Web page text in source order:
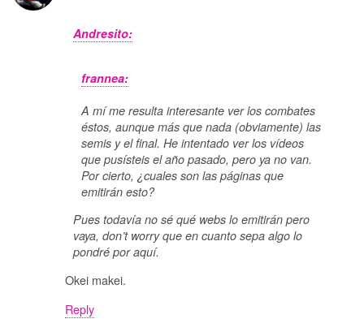
Andresito:
frannea:
A mí me resulta interesante ver los combates
éstos, aunque más que nada (obviamente) las
semis y el final. He intentado ver los vídeos
que pusísteis el año pasado, pero ya no van.
Por cierto, ¿cuales son las páginas que
emitirán esto?
Pues todavía no sé qué webs lo emitirán pero
vaya, don’t worry que en cuanto sepa algo lo
pondré por aquí.
Okei makei.
Reply